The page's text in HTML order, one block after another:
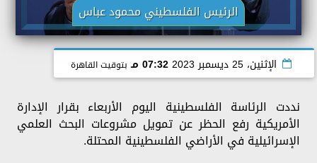
الرئيس الفلسطيني محمود عباس
الإثنين، 25 ديسمبر 2023 07:32 مـ بتوقيت القاهرة
نددت الرئاسة الفلسطينية اليوم الأربعاء بقرار الإدارة
الأمريكية رفع الحظر عن تمويل مشروعات البحث العلمي
الإسرائيلية في الأراضي الفلسطينية المحتلة.